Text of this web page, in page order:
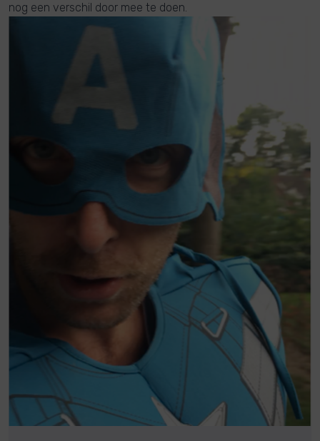
nog een verschil door mee te doen.